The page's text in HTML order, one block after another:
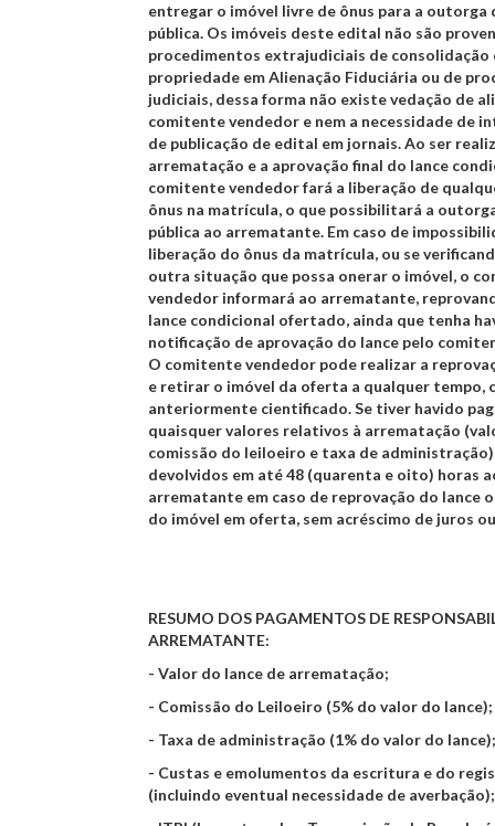
entregar o imóvel livre de ônus para a outorga
pública. Os imóveis deste edital não são
procedimentos extrajudiciais de consolidação
propriedade em Alienação Fiduciária ou de
judiciais, dessa forma não existe vedação de
comitente vendedor e nem a necessidade de
de publicação de edital em jornais. Ao ser
arrematação e a aprovação final do lance
comitente vendedor fará a liberação de
ônus na matrícula, o que possibilitará a
pública ao arrematante. Em caso de
liberação do ônus da matrícula, ou se
outra situação que possa onerar o imóvel, o
vendedor informará ao arrematante,
lance condicional ofertado, ainda que tenha
notificação de aprovação do lance pelo
O comitente vendedor pode realizar a
e retirar o imóvel da oferta a qualquer tempo,
anteriormente cientificado. Se tiver havido
quaisquer valores relativos à arrematação
comissão do leiloeiro e taxa de
devolvidos em até 48 (quarenta e oito) horas
arrematante em caso de reprovação do lance
do imóvel em oferta, sem acréscimo de juros
RESUMO DOS PAGAMENTOS DE
ARREMATANTE:
- Valor do lance de arrematação;
- Comissão do Leiloeiro (5% do valor do lance);
- Taxa de administração (1% do valor do lance);
- Custas e emolumentos da escritura e do
(incluindo eventual necessidade de averbação);